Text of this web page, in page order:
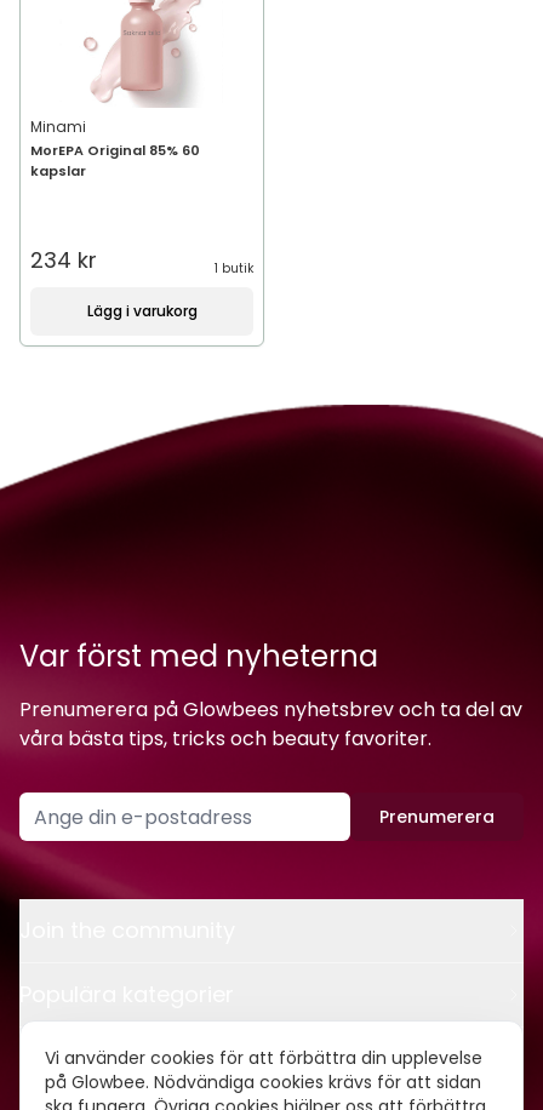
Vi använder cookies för att förbättra din upplevelse
på Glowbee. Nödvändiga cookies krävs för att sidan
Minami
MorEPA Original 85% 60
kapslar
234 kr 1 butik
Lägg i varukorg
Var först med nyheterna
Prenumerera på Glowbees nyhetsbrev och ta del av
våra bästa tips, tricks och beauty favoriter.
Prenumerera
Kontakt